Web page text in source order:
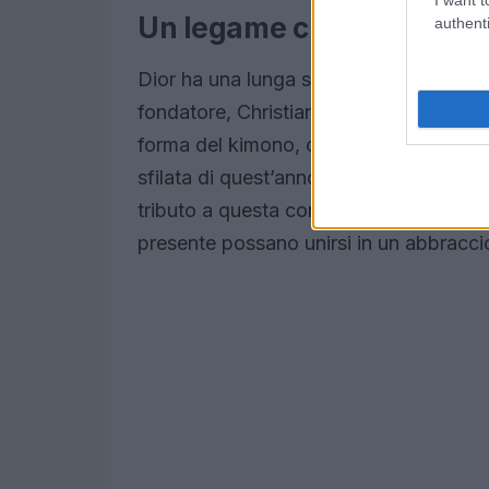
Un legame culturale
Dior ha una lunga storia di legami con
fondatore, Christian Dior. Nel 1957,
forma del kimono, creando un ponte
sfilata di quest’anno non è stata solo
tributo a questa connessione
presente possano unirsi in un